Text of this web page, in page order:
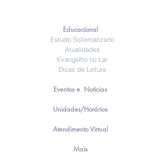
Educacional
Estudo Sistematizado
Atualidades
Evangelho no Lar
Dicas de Leitura
Eventos e Noticias
Unidades/Horários
Atendimento Virtual
Mais